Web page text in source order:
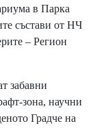
в Парка
състави от НЧ
– Регион
забавни
зона, научни
Градче на